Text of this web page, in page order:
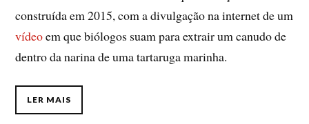
construída em 2015, com a divulgação na internet de um
vídeoem que biólogos suam para extrair um canudo de
dentro da narina de uma tartaruga marinha.
LER MAIS